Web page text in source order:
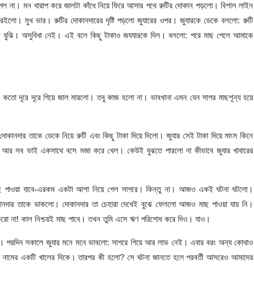
না। মন খারাপ করে জালটা কাঁধে নিয়ে ফিরে আসার পথে রুটির দোকান পড়লো। বিশাল লাইন
রইলো। মুখ ভার। রুটির দোকানদারের দৃষ্টি পড়লো জুযারের ওপর। জুযারকে ডেকে বললো: রুটি
বুঝি। অসুবিধা নেই। এই বলে কিছু টাকাও জযযারকে দিল। বললো: পরে মাছ পেলে আমাকে
দূরে দূরে গিয়ে জাল মারলো। তবু কাজ হলো না। ভাবখানা এমন যেন সাগর মাছশূন্য হয়ে
তাকে ডেকে নিয়ে রুটি এবং কিছু টাকা দিয়ে দিলো। জুযার সেই টাকা দিয়ে মাংস কিনে
আর সব ভাই একসাথে বসে মজা করে খেল। কেউই বুঝতে পারলো না কীভাবে জুযার খাবারের
যাবে-এরকম একটা আশা নিয়ে গেল সাগরে। কিন্তু না। আজও একই ঘটনা ঘটলো।
তাকে ডাকলো। দোকানদার তা চেহারা দেখেই বুঝে ফেললো আজও মাছ পাওয়া যায় নি।
না! কাল নিশ্চয়ই মাছ পাবে। তখন তুমি এসে ঋণ পরিশোধ করে দিও। যাও।
সকালে জুযার মনে মনে ভাবলো: সাগরে গিয়ে আর লাভ নেই। এবার বরং অন্য কোথাও
একটি খালের দিকে। তারপর কী হলো? সে ঘটনা জানতে হলে পরবর্তী আসরেও আমাদের